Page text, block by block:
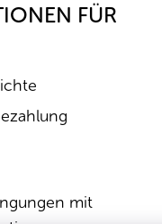
FÜR
mit